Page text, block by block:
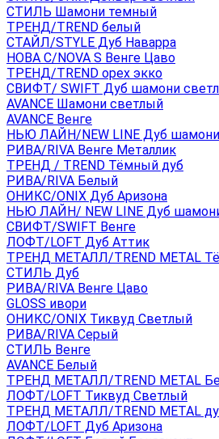
СТИЛЬ Шамони темный
ТРЕНД/TREND белый
СТАЙЛ/STYLE Дуб Наварра
НОВА С/NOVA S Венге Цаво
ТРЕНД/TREND орех экко
СВИФТ/ SWIFT Дуб шамони
AVANCE Шамони светлый
AVANCE Венге
НЬЮ ЛАЙН/NEW LINE Дуб
РИВА/RIVA Венге Металлик
TРЕНД / TREND Тёмный дуб
РИВА/RIVA Белый
ОНИКС/ONIX Дуб Аризона
НЬЮ ЛАЙН/ NEW LINE Дуб
СВИФТ/SWIFT Венге
ЛОФТ/LOFT Дуб Аттик
ТРЕНД МЕТАЛЛ/TREND METAL
СТИЛЬ Дуб
РИВА/RIVA Венге Цаво
GLOSS ивори
ОНИКС/ONIX Тиквуд Светлый
РИВА/RIVA Серый
СТИЛЬ Венге
AVANСE Белый
ТРЕНД МЕТАЛЛ/TREND METAL
ЛОФТ/LOFT Тиквуд Светлый
ТРЕНД МЕТАЛЛ/TREND METAL
ЛОФТ/LOFT Дуб Аризона